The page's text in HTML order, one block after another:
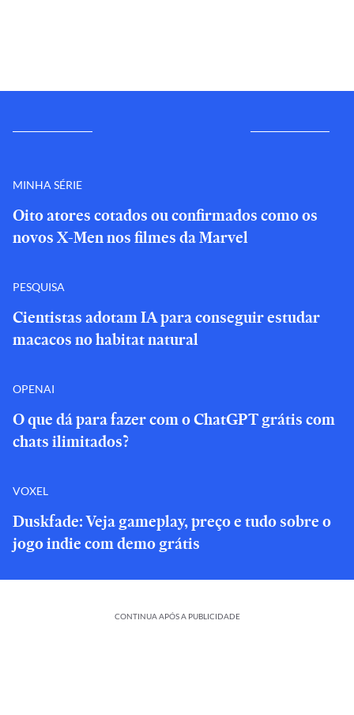
MINHA SÉRIE
Oito atores cotados ou confirmados como os
novos X-Men nos filmes da Marvel
PESQUISA
Cientistas adotam IA para conseguir estudar
macacos no habitat natural
OPENAI
O que dá para fazer com o ChatGPT grátis com
chats ilimitados?
VOXEL
Duskfade: Veja gameplay, preço e tudo sobre o
jogo indie com demo grátis
CONTINUA APÓS A PUBLICIDADE